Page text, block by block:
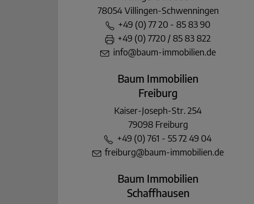
78054 Villingen-Schwenningen
+49 (0) 77 20 - 85 83 90
+49 (0) 7720 / 85 83 822
info@baum-immobilien.de
Baum Immobilien
Freiburg
Kaiser-Joseph-Str. 254
79098 Freiburg
+49 (0) 761 - 55 72 49 04
freiburg@baum-immobilien.de
Baum Immobilien
Schaffhausen